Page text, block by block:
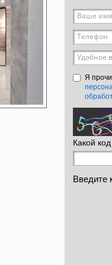
Ваше
Телефон
Удобное
Я
Какой
Введите